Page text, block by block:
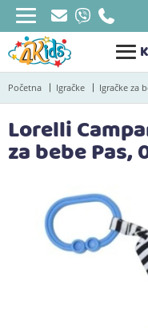
Početna Igračke Igračke za
Lorelli
za bebe Pas,